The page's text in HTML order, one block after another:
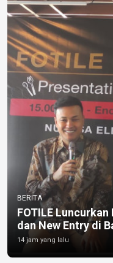
BERITA
FOTILE
dan New Entry di
14 jam yang lalu